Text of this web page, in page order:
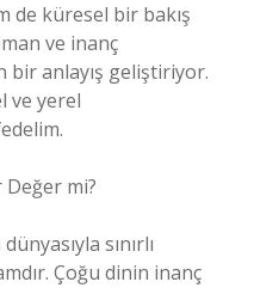
de küresel bir bakış
ve inanç
bir anlayış geliştiriyor.
ve yerel
Değer mi?
sınırlı
Çoğu dinin inanç